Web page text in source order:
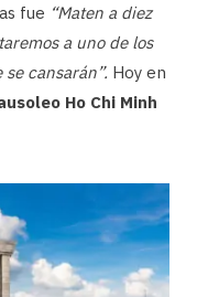
fue “Maten a diez
a uno de los
cansarán”. Hoy en
Ho Chi Minh